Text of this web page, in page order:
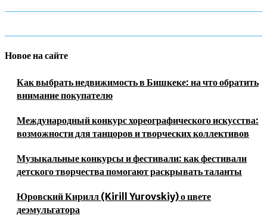
Новое на сайте
Как выбрать недвижимость в Бишкеке: на что обратить
внимание покупателю
Международный конкурс хореографического искусства:
возможности для танцоров и творческих коллективов
Музыкальные конкурсы и фестивали: как фестивали
детского творчества помогают раскрывать таланты
Юровский Кирилл (Kirill Yurovskiy) о цвете
деэмульгатора